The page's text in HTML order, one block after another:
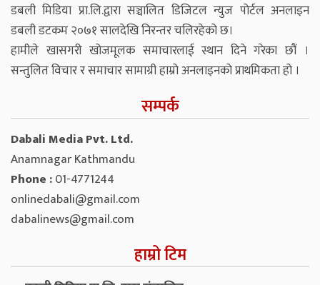
डबली मिडिया प्रा.लि.द्वारा सञ्चालित डिजिटल न्युज पोर्टल अनलाइन
डबली डटकम २०७१ सालदेखि निरन्तर चलिरहेको छ।
हामीले खासगरी खोजमूलक समाचारलाई स्थान दिने गरेका छौं ।
सन्तुलित विचार र समाचार सामाग्री हाम्रो अनलाइनको प्राथमिकता हो ।
सम्पर्क
Dabali Media Pvt. Ltd.
Anamnagar Kathmandu
Phone :01-4771244
onlinedabali@gmail.com
dabalinews@gmail.com
हाम्रो टिम